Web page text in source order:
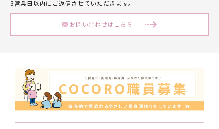
3営業日以内にご返信させていただきます。
お問い合わせはこちら